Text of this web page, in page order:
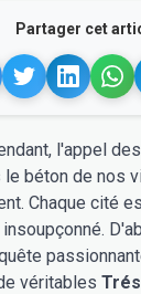
Partager cet
l'appel
le béton de nos
Chaque cité
véritables